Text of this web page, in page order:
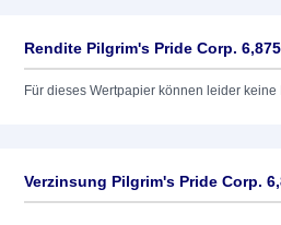
Rendite Pilgrim's Pride Corp.
Für dieses Wertpapier können leider
Verzinsung Pilgrim's Pride Corp.